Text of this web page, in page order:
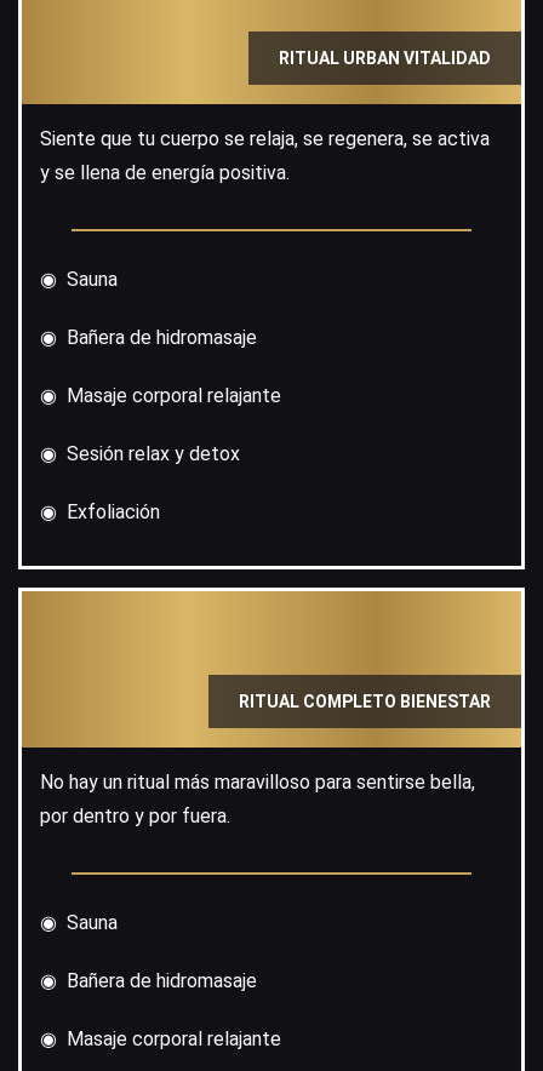
RITUAL URBAN VITALIDAD
Siente que tu cuerpo se relaja, se regenera, se activa
y se llena de energía positiva.
◉ Sauna
◉ Bañera de hidromasaje
◉ Masaje corporal relajante
◉ Sesión relax y detox
◉ Exfoliación
RITUAL COMPLETO BIENESTAR
No hay un ritual más maravilloso para sentirse bella,
por dentro y por fuera.
◉ Sauna
◉ Bañera de hidromasaje
◉ Masaje corporal relajante